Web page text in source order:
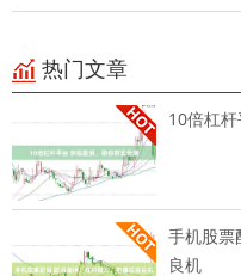
热门文章
10倍杠
手机股票
良机